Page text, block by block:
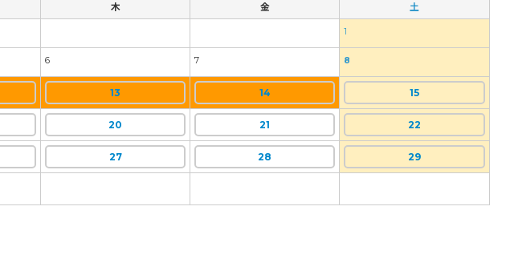
木 金 土
1
6 7 8
13 14 15
20 21 22
27 28 29